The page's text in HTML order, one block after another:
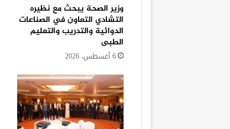
وزير الصحة يبحث مع نظيره
التشادي التعاون في الصناعات
الدوائية والتدريب والتعليم
الطبى
6 أغسطس، 2026